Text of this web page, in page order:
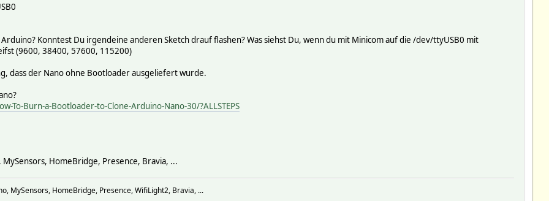
Konntest Du irgendeine anderen Sketch drauf flashen? Was siehst Du, wenn du mit Minicom auf die /dev/ttyUSB0 mit
(9600, 38400, 57600, 115200)
dass der Nano ohne Bootloader ausgeliefert wurde.
To-Burn-a-Bootloader-to-Clone-Arduino-Nano-30/?ALLSTEPS
MySensors, HomeBridge, Presence, Bravia, ...
MySensors, HomeBridge, Presence, WifiLight2, Bravia, ...